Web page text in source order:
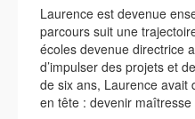
Laurence est devenue
parcours suit une
écoles devenue directrice
d’impulser des projets et
de six ans, Laurence avait
en tête : devenir maîtresse